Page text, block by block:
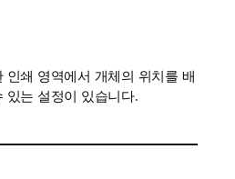
인쇄 영역에서 개체의 위치를 배
있는 설정이 있습니다.